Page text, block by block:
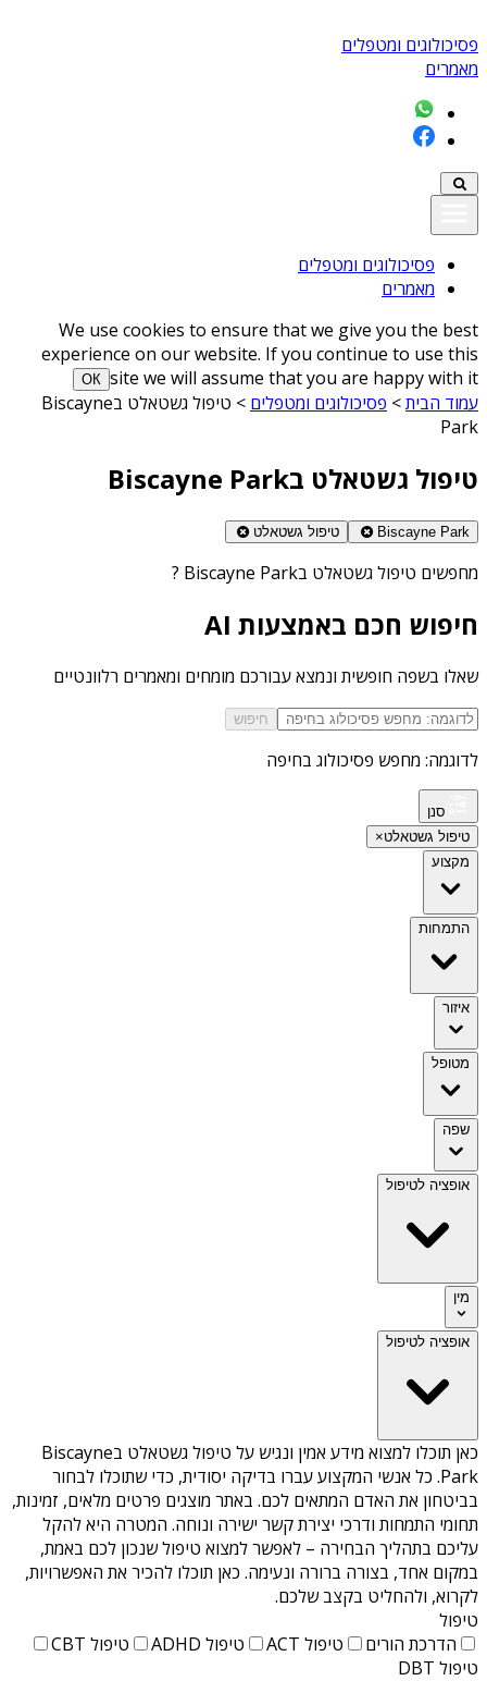
פסיכולוגים ומטפלים
מאמרים
פסיכולוגים ומטפלים
מאמרים
We use cookies to ensure that we give you the best
experience on our website. If you continue to use this
site we will assume that you are happy with it
ОК
עמוד הבית> פסיכולוגים ומטפלים >
טיפול גשטאלט בBiscayne
Park
טיפול גשטאלט בBiscayne Park
Biscayne Park טיפול גשטאלט
מחפשים טיפול גשטאלט בBiscayne Park ?
חיפוש חכם באמצעות AI
שאלו בשפה חופשית ונמצא עבורכם מומחים ומאמרים רלוונטיים
חיפוש
לדוגמה: מחפש פסיכולוג בחיפה
סנן
טיפול גשטאלט×
מקצוע
התמחות
איזור
מטופל
שפה
אופציה לטיפול
מין
אופציה לטיפול
כאן תוכלו למצוא מידע אמין ונגיש על
טיפול גשטאלט בBiscayne
Park. כל אנשי המקצוע עברו בדיקה יסודית, כדי שתוכלו לבחור
בביטחון את האדם המתאים לכם. באתר מוצגים פרטים מלאים, זמינות,
תחומי התמחות ודרכי יצירת קשר ישירה ונוחה. המטרה היא להקל
עליכם בתהליך הבחירה – לאפשר למצוא טיפול שנכון לכם באמת,
במקום אחד, בצורה ברורה ונעימה. כאן תוכלו להכיר את האפשרויות,
לקרוא, ולהחליט בקצב שלכם.
טיפול
הדרכת הורים
טיפול ACT טיפול ADHD
טיפול CBT
טיפול DBT